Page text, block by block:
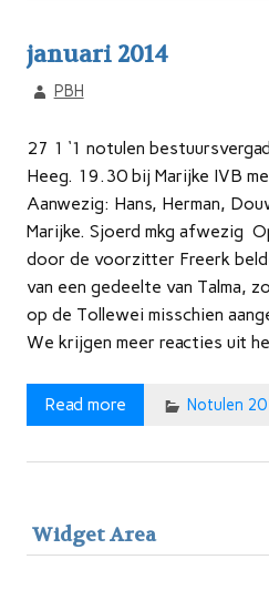
januari 2014
PBH
27 1 ‘1 notulen
Heeg. 19.30 bij Marijke IVB
Aanwezig: Hans, Herman,
Marijke. Sjoerd mkg afwezig
door de voorzitter Freerk
van een gedeelte van Talma,
op de Tollewei misschien
We krijgen meer reacties uit
Read more Notulen
Widget Area